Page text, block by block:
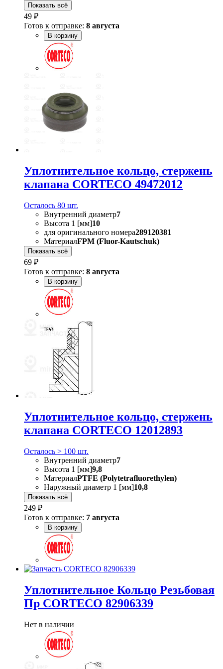
Показать всё
49 ₽
Готов к отправке: 8 августа
В корзину
Уплотнительное кольцо, стержень
клапана CORTECO 49472012
Осталось 80 шт.
Внутренний диаметр7
Высота 1 [мм]10
для оригинального номера289120381
МатериалFPM (Fluor-Kautschuk)
Показать всё
69 ₽
Готов к отправке: 8 августа
В корзину
Уплотнительное кольцо, стержень
клапана CORTECO 12012893
Осталось > 100 шт.
Внутренний диаметр7
Высота 1 [мм]9,8
МатериалPTFE (Polytetrafluorethylen)
Наружный диаметр 1 [мм]10,8
Показать всё
249 ₽
Готов к отправке: 7 августа
В корзину
Уплотнительное Кольцо Резьбовая
Пр CORTECO 82906339
Нет в наличии